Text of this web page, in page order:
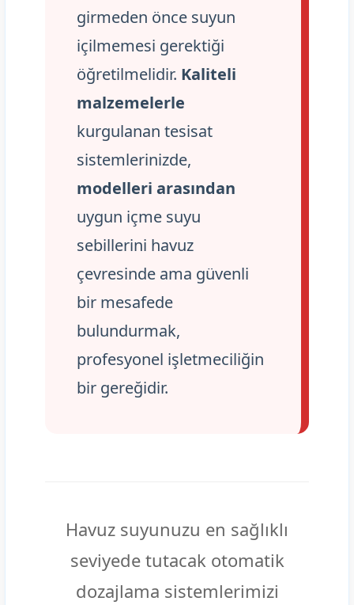
girmeden önce suyun
içilmemesi gerektiği
öğretilmelidir. Kaliteli
malzemelerle
kurgulanan tesisat
sistemlerinizde,
modelleri arasından
uygun içme suyu
sebillerini havuz
çevresinde ama güvenli
bir mesafede
bulundurmak,
profesyonel işletmeciliğin
bir gereğidir.
Havuz suyunuzu en sağlıklı
seviyede tutacak otomatik
dozajlama sistemlerimizi